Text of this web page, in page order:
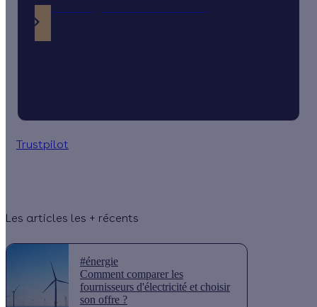
Simulation gratuite en 2 minutes
Trustpilot
Les articles les + récents
#énergie
Comment comparer les
fournisseurs d'électricité et choisir
son offre ?